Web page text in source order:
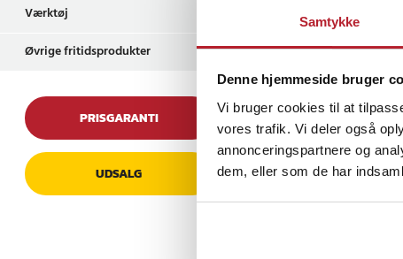
Samtykke
Denne hjemmeside bruger
Vi bruger cookies til at
vores trafik. Vi deler også
annonceringspartnere og
dem, eller som de har
Værktøj
Øvrige fritidsprodukter
PRISGARANTI
UDSALG
men kan også bruges
salt, sukker,
organiseret og
Specifikation
- Størrelse: 27*8,5*5
- Materiale:
- Farve: svart
Anmeldelser